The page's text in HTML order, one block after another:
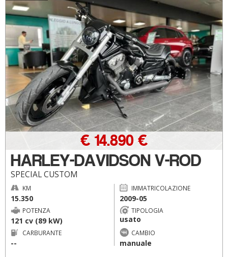
HARLEY-DAVIDSON V-ROD
SPECIAL CUSTOM
€ 14.890 €
KM
15.350
IMMATRICOLAZIONE
2009-05
POTENZA
121 cv (89 kW)
TIPOLOGIA
usato
CARBURANTE
--
CAMBIO
manuale